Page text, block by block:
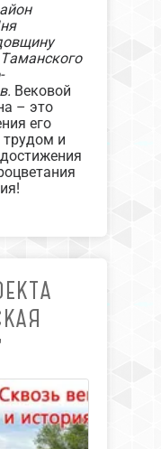
Вековой
– это
его
и